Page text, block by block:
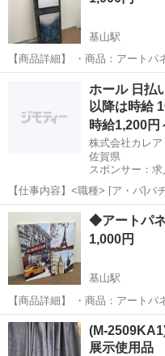
基山駅
【商品詳細】 ・商品：アートパネル ・サイズ：W30×D4×H90cm ※多
少の誤差はご承知下さい。 ・メーカー:- ・カラー：- ・素材：木製 ・基山駅
ホール 日払
以降は時給
時給1,200円
株式会社カレア
佐賀県
スポンサー：
【仕事内容】<職種> [ア・パ]パ
アルバイト・パート <給与> [ア
部支給 上限15,000円(1日辺り
アルバイト・パート
◆アートパ
1,000円
基山駅
【商品詳細】 ・商品：アートパネル ・サイズ：W60×D3×H60cm ※多
少の誤差はご承知下さい。 ・メーカー:- ・カラー：- ・素材：紙製
【商品状態】 ・展示場
佐賀 三養基郡
(M-
展示使用品